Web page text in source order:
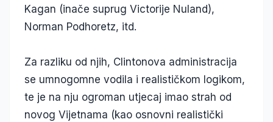
Kagan (inače suprug Victorije Nuland),
Norman Podhoretz, itd.
Za razliku od njih, Clintonova administracija
se umnogomne vodila i realističkom logikom,
te je na nju ogroman utjecaj imao strah od
novog Vijetnama (kao osnovni realistički